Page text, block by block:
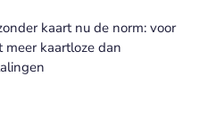
kaart nu de norm: voor
meer kaartloze dan